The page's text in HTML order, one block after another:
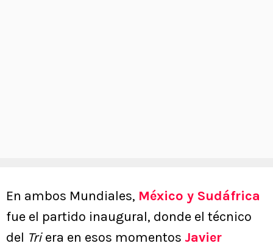
En ambos Mundiales, México y Sudáfrica
fue el partido inaugural, donde el técnico
del Triera en esos momentos Javier